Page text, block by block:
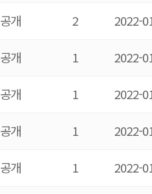
공개 2 2022-
공개 1 2022-
공개 1 2022-
공개 1 2022-
공개 1 2022-